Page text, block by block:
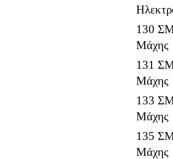
130
Μάχης
131
Μάχης
133
Μάχης
135
Μάχης